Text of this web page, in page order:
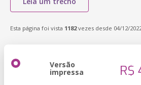
Esta página foi vista 1182vezes desde 04/12/
Versão
impressa R$